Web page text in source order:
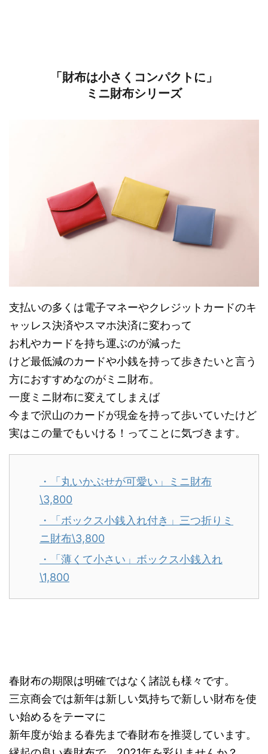
「財布は小さくコンパクトに」
ミニ財布シリーズ
支払いの多くは電子マネーやクレジットカードのキ
ャッレス決済やスマホ決済に変わって
お札やカードを持ち運ぶのが減った
けど最低減のカードや小銭を持って歩きたいと言う
方におすすめなのがミニ財布。
一度ミニ財布に変えてしまえば
今まで沢山のカードが現金を持って歩いていたけど
実はこの量でもいける！ってことに気づきます。
・「丸いかぶせが可愛い」ミニ財布
\3,800
・「ボックス小銭入れ付き」三つ折りミ
ニ財布\3,800
・「薄くて小さい」ボックス小銭入れ
\1,800
春財布の期限は明確ではなく諸説も様々です。
三京商会では新年は新しい気持ちで新しい財布を使
い始めるをテーマに
新年度が始まる春先まで春財布を推奨しています。